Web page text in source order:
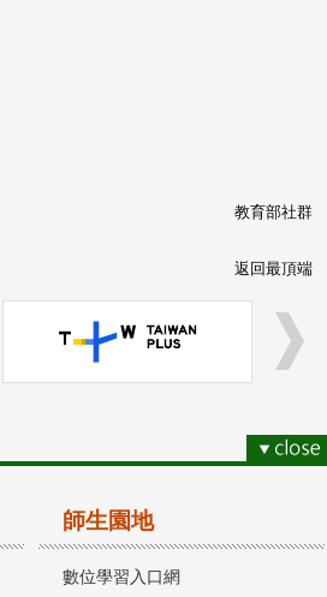
教育部社群
返回最頂端
師生園地
數位學習入口網